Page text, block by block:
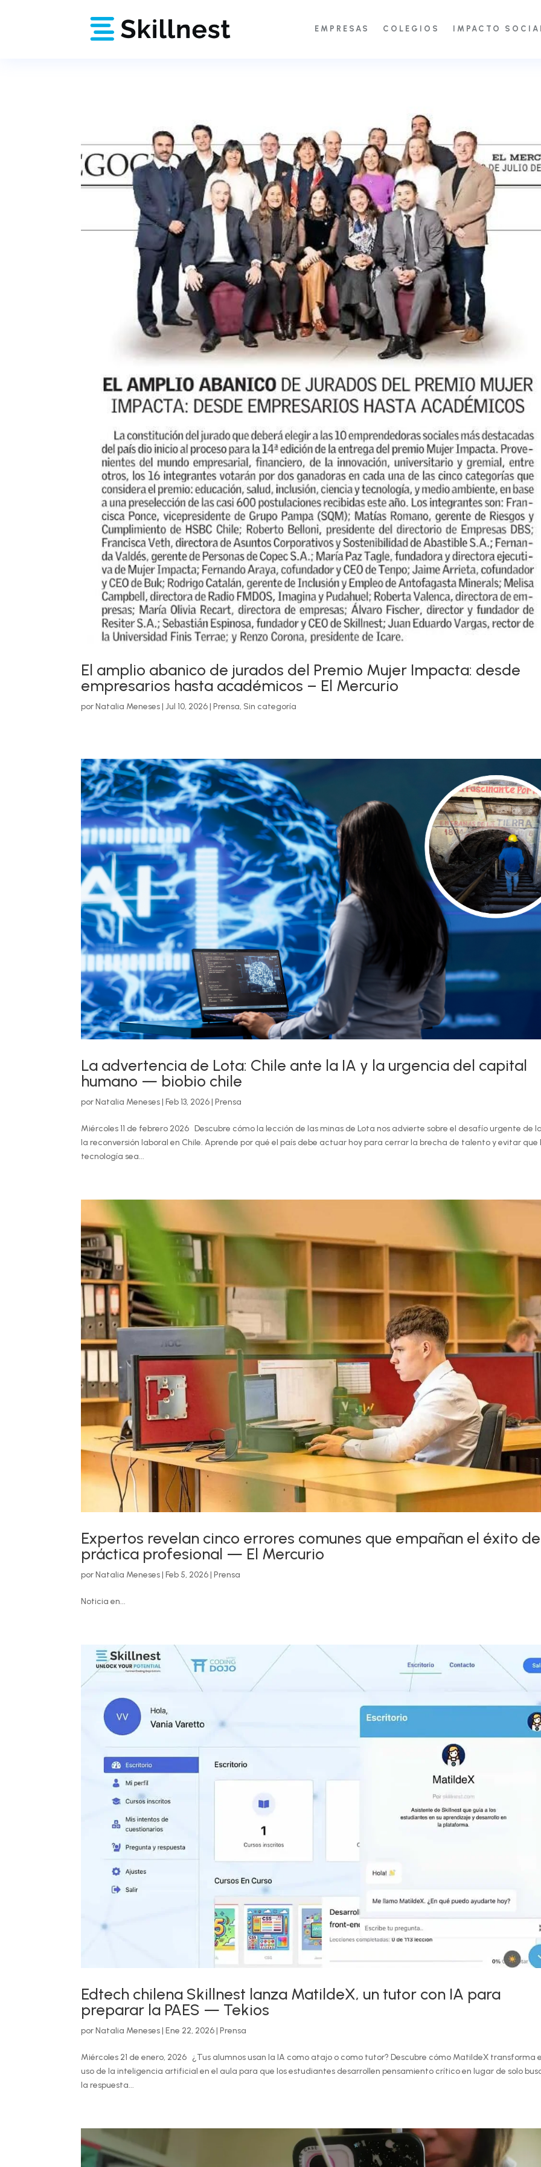
EMPRESAS COLEGIOS IMPACTO
El amplio abanico de jurados del Premio Mujer Impacta: desde
empresarios hasta académicos – El Mercurio
porNatalia Meneses|Jul 10, 2026|Prensa, Sin categoría
La advertencia de Lota: Chile ante la IA y la urgencia del capital
humano — biobio chile
porNatalia Meneses|Feb 13, 2026|Prensa
Miércoles 11 de febrero 2026 Descubre cómo la lección de las minas de Lota nos advierte sobre el desafío urgente de
la reconversión laboral en Chile. Aprende por qué el país debe actuar hoy para cerrar la brecha de talento y evitar que
tecnología sea...
Expertos revelan cinco errores comunes que empañan el éxito
práctica profesional — El Mercurio
porNatalia Meneses|Feb 5, 2026|Prensa
Noticia en...
Edtech chilena Skillnest lanza MatildeX, un tutor con IA para
preparar la PAES — Tekios
porNatalia Meneses|Ene 22, 2026|Prensa
Miércoles 21 de enero, 2026 ¿Tus alumnos usan la IA como atajo o como tutor? Descubre cómo MatildeX transforma
uso de la inteligencia artificial en el aula para que los estudiantes desarrollen pensamiento crítico en lugar de solo
la respuesta...